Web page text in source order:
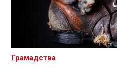
Грамадства